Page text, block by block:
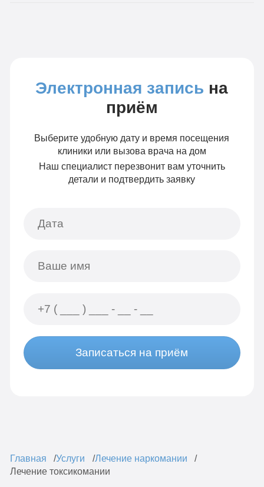
Электронная запись на
приём
Выберите удобную дату и время посещения
клиники или вызова врача на дом
Наш специалист перезвонит вам уточнить
детали и подтвердить заявку
Записаться на приём
Главная Услуги
Лечение наркомании
Лечение токсикомании